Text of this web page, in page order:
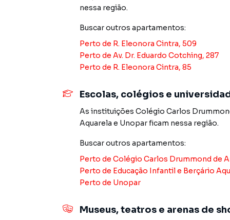
encontrou o que procurava ou deseja mais
contato com nossa equipe pelo telefone (11)
sobrados, terrenos, lojas e barracões para
construção ou lançamentos na planta em
você encontra milhares de ofertas para
Negocie seu imóvel de forma totalmente
Brito você consegue comprar ou alugar um
a praticidade de fazer tudo online, direto do
inovadoras para simplificar a relação de
Anuncie seu imóvel! É fácil, rápido e gratuito!
nessa região.
Buscar outros apartamentos:
Perto de R. Eleonora Cintra, 509
Perto de Av. Dr. Eduardo Cotching, 287
Perto de R. Eleonora Cintra, 85
Escolas, colégios e
As instituições Colégio Carlos
Aquarela e Unoparficam nessa região.
Buscar outros apartamentos:
Perto de Colégio Carlos Drummond de
Perto de Educação Infantil e Berçário
Perto de Unopar
Museus, teatros e arenas de